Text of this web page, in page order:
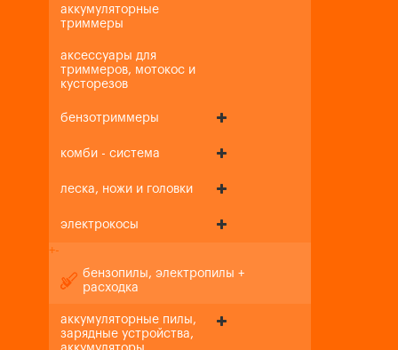
аккумуляторные
триммеры
аксессуары для
триммеров, мотокос и
кусторезов
бензотриммеры
комби - система
леска, ножи и головки
электрокосы
+-
бензопилы, электропилы +
расходка
аккумуляторные пилы,
зарядные устройства,